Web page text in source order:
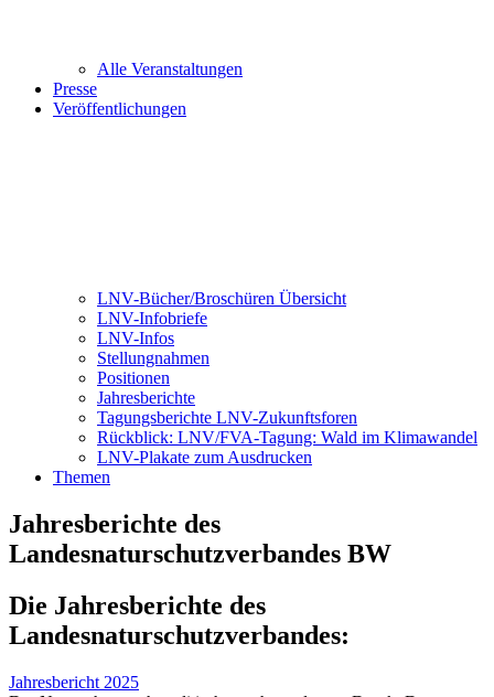
Alle Veranstaltungen
Presse
Veröffentlichungen
LNV-Bücher/Broschüren Übersicht
LNV-Infobriefe
LNV-Infos
Stellungnahmen
Positionen
Jahresberichte
Tagungsberichte LNV-Zukunftsforen
Rückblick: LNV/FVA-Tagung: Wald im Klimawandel
LNV-Plakate zum Ausdrucken
Themen
Jahresberichte des
Landesnaturschutzverbandes BW
Die Jahresberichte des
Landesnaturschutzverbandes:
Jahresbericht 2025